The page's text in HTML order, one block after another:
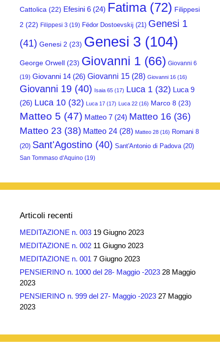
Cattolica (22) Efesini 6 (24) Fatima(72) Filippesi
2 (22) Filippesi 3 (19) Fëdor Dostoevskij (21) Genesi 1
(41) Genesi 2 (23) Genesi 3 (104)
George Orwell (23) Giovanni 1 (66) Giovanni 6
(19) Giovanni 14 (26) Giovanni 15 (28) Giovanni 16 (16)
Giovanni 19 (40) Isaia 65 (17) Luca 1 (32) Luca 9
(26) Luca 10 (32) Luca 17 (17) Luca 22 (16) Marco 8 (23)
Matteo 5 (47) Matteo 7 (24) Matteo 16 (36)
Matteo 23 (38) Matteo 24 (28) Matteo 28 (16) Romani 8
(20) Sant'Agostino (40) Sant'Antonio di Padova(20)
San Tommaso d'Aquino (19)
Articoli recenti
MEDITAZIONE n. 003 19 Giugno 2023
MEDITAZIONE n. 002 11 Giugno 2023
MEDITAZIONE n. 001 7 Giugno 2023
PENSIERINO n. 1000 del 28- Maggio -2023 28 Maggio
2023
PENSIERINO n. 999 del 27- Maggio -2023 27 Maggio
2023